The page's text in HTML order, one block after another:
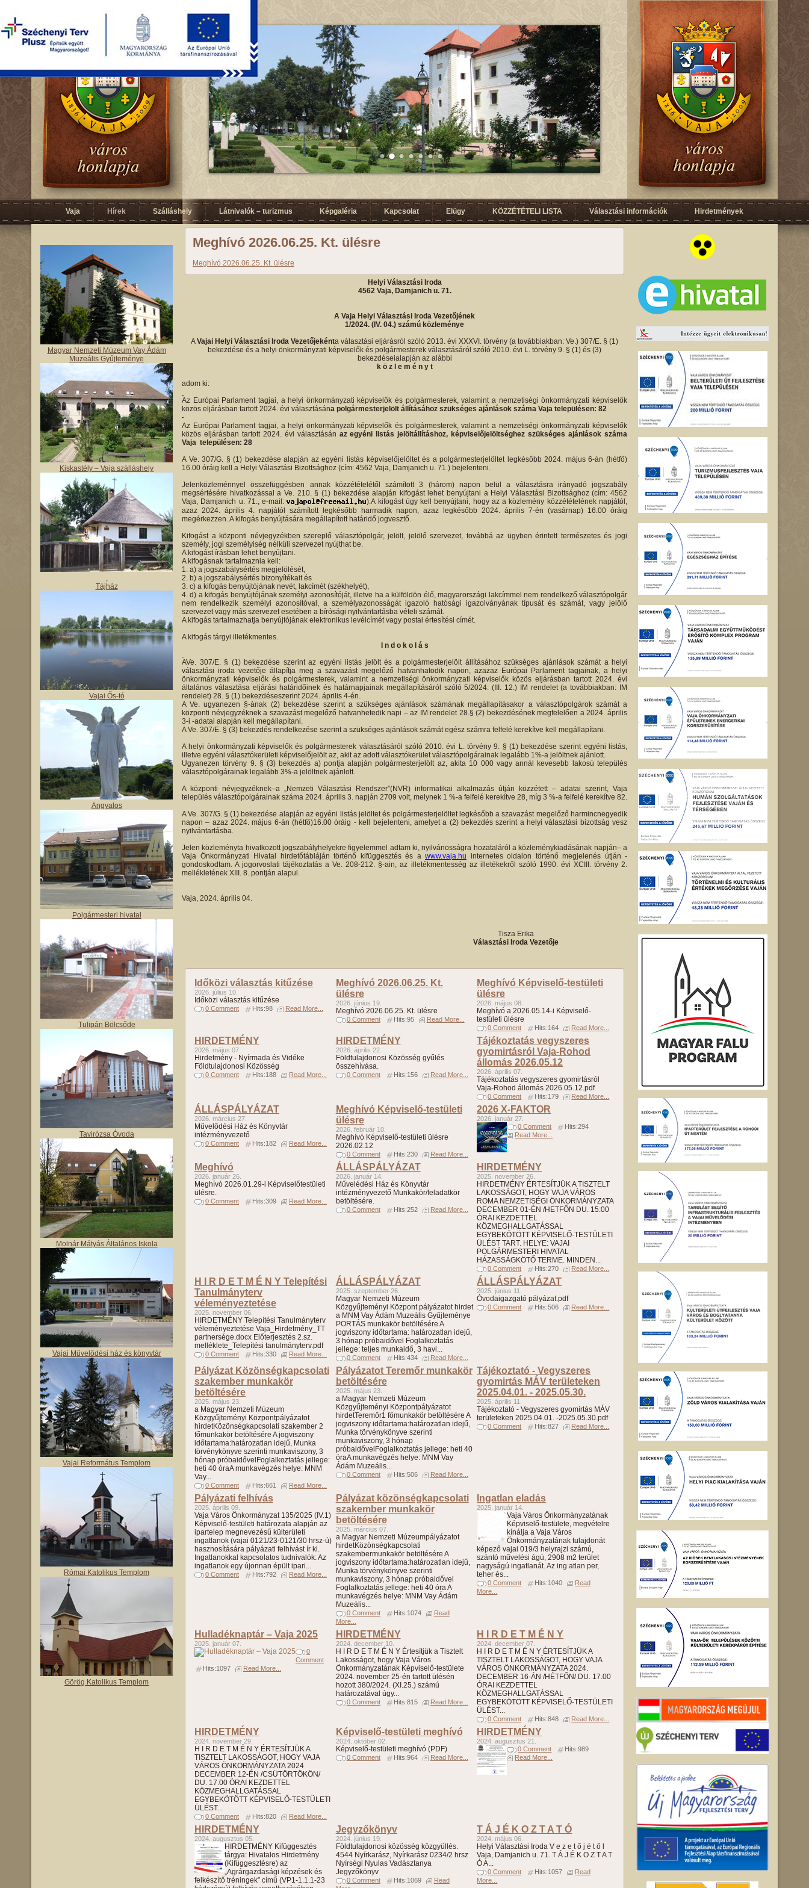
Vaja Hírek Szálláshely Látnivalók – turizmus Képgaléria Kapcsolat Elügy KÖZZÉTÉTELI LISTA Választási információk Hirdetmények
Magyar Nemzeti Múzeum Vay Ádám
Muzeális Gyűjteménye
Kiskastély – Vaja szálláshely
,
Tájház
Vajai Ős-tó
Angyalos
Polgármesteri hivatal
Tulipán Bölcsőde
Tavirózsa Óvoda
Molnár Mátyás Általános Iskola
Vajai Művelődési ház és könyvtár
Vajai Református Templom
Római Katolikus Templom
Görög Katolikus Templom
Meghívó 2026.06.25. Kt. ülésre
Meghívó 2026.06.25. Kt. ülésre
Helyi Választási Iroda
4562 Vaja, Damjanich u. 71.
A Vaja Helyi Választási Iroda Vezetőjének
1/2024. (IV. 04.) számú közleménye
AVajai Helyi Választási Iroda Vezetőjekénta választási eljárásról szóló 2013. évi XXXVI. törvény (a továbbiakban: Ve.) 307/E. § (1)
bekezdése és a helyi önkormányzati képviselők és polgármesterek választásáról szóló 2010. évi L. törvény 9. § (1) és (3)
bekezdéseialapján az alábbi
k ö z l e m é n y t
adom ki:
Az Európai Parlament tagjai, a helyi önkormányzati képviselők és polgármesterek, valamint a nemzetiségi önkormányzati képviselők
közös eljárásban tartott 2024. évi választásána polgármesterjelölt állításához szükséges ajánlások száma Vaja településen: 82
Az Európai Parlament tagjai, a helyi önkormányzati képviselők és polgármesterek, valamint a nemzetiségi önkormányzati képviselők
közös eljárásban tartott 2024. évi választásán az egyéni listás jelöltállításhoz, képviselőjelöltséghez szükséges ajánlások száma
Vaja településen: 28
A Ve. 307/G. § (1) bekezdése alapján az egyéni listás képviselőjelöltet és a polgármesterjelöltet legkésőbb 2024. május 6-án (hétfő)
16.00 óráig kell a Helyi Választási Bizottsághoz (cím: 4562 Vaja, Damjanich u. 71.) bejelenteni.
Jelenközleménnyel összefüggésben annak közzétételétől számított 3 (három) napon belül a választásra irányadó jogszabály
megsértésére hivatkozással a Ve. 210. § (1) bekezdése alapján kifogást lehet benyújtani a Helyi Választási Bizottsághoz (cím: 4562
Vaja, Damjanich u. 71., e-mail:
).A kifogást úgy kell benyújtani, hogy az a közlemény közzétételének napjától,
azaz 2024. április 4. napjától számított legkésőbb harmadik napon, azaz legkésőbb 2024. április 7-én (vasárnap) 16.00 óráig
megérkezzen. A kifogás benyújtására megállapított határidő jogvesztő.
Kifogást a központi névjegyzékben szereplő választópolgár, jelölt, jelölő szervezet, továbbá az ügyben érintett természetes és jogi
személy, jogi személyiség nélküli szervezet nyújthat be.
A kifogást írásban lehet benyújtani.
A kifogásnak tartalmaznia kell:
a) a jogszabálysértés megjelölését,
b) a jogszabálysértés bizonyítékait és
c) a kifogás benyújtójának nevét, lakcímét (székhelyét),
d) a kifogás benyújtójának személyi azonosítóját, illetve ha a külföldön élő, magyarországi lakcímmel nem rendelkező választópolgár
nem rendelkezik személyi azonosítóval, a személyazonosságát igazoló hatósági igazolványának típusát és számát, vagy jelölő
szervezet vagy más szervezet esetében a bírósági nyilvántartásba vételi számát.
A kifogás tartalmazhatja benyújtójának elektronikus levélcímét vagy postai értesítési címét.
A kifogás tárgyi illetékmentes.
I n d o k o l á s
AVe. 307/E. § (1) bekezdése szerint az egyéni listás jelölt és a polgármesterjelölt állításához szükséges ajánlások számát a helyi
választási iroda vezetője állapítja meg a szavazást megelőző hatvanhatodik napon, azazaz Európai Parlament tagjainak, a helyi
önkormányzati képviselők és polgármesterek, valamint a nemzetiségi önkormányzati képviselők közös eljárásban tartott 2024. évi
általános választása eljárási határidőinek és határnapjainak megállapításáról szóló 5/2024. (III. 12.) IM rendelet (a továbbiakban: IM
rendelet) 28. § (1) bekezdéseszerint 2024. április 4-én.
A Ve. ugyanezen §-ának (2) bekezdése szerint a szükséges ajánlások számának megállapításakor a választópolgárok számát a
központi névjegyzéknek a szavazást megelőző hatvanhetedik napi – az IM rendelet 28.§ (2) bekezdésének megfelelően a 2024. április
3-i -adatai alapján kell megállapítani.
A Ve. 307/E. § (3) bekezdés rendelkezése szerint a szükséges ajánlások számát egész számra felfelé kerekítve kell megállapítani.
A helyi önkormányzati képviselők és polgármesterek választásáról szóló 2010. évi L. törvény 9. § (1) bekezdése szerint egyéni listás,
illetve egyéni választókerületi képviselőjelölt az, akit az adott választókerület választópolgárainak legalább 1%-a jelöltnek ajánlott.
Ugyanezen törvény 9. § (3) bekezdés a) pontja alapján polgármesterjelölt az, akita 10 000 vagy annál kevesebb lakosú település
választópolgárainak legalább 3%-a jelöltnek ajánlott.
A központi névjegyzéknek–a „Nemzeti Választási Rendszer”(NVR) informatikai alkalmazás útján közzétett – adatai szerint, Vaja
település választópolgárainak száma 2024. április 3. napján 2709 volt, melynek 1 %-a felfelé kerekítve 28, míg 3 %-a felfelé kerekítve 82.
A Ve. 307/G. § (1) bekezdése alapján az egyéni listás jelöltet és polgármesterjelöltet legkésőbb a szavazást megelőző harmincnegyedik
napon – azaz 2024. május 6-án (hétfő)16.00 óráig - kell bejelenteni, amelyet a (2) bekezdés szerint a helyi választási bizottság vesz
nyilvántartásba.
Jelen közleményta hivatkozott jogszabályhelyekre figyelemmel adtam ki, nyilvánosságra hozataláról a közleménykiadásának napján– a
Vaja Önkormányzati Hivatal hirdetőtábláján történő kifüggesztés és a www.vaja.hu internetes oldalon történő megjelenés útján -
gondoskodtam. A jogorvoslati tájékoztatás a Ve. 208-212. §-ain, az illetékmentesség az illetékekről szóló 1990. évi XCIII. törvény 2.
mellékletének XIII. 8. pontján alapul.
Vaja, 2024. április 04.
Tisza Erika
Választási Iroda Vezetője
Időközi választás kitűzése
2026. július 10.
Időközi választás kitűzése
0 Comment Hits:98 Read More...
Meghívó 2026.06.25. Kt.
ülésre
2026. június 19.
Meghívó 2026.06.25. Kt. ülésre
0 Comment Hits:95 Read More...
Meghívó Képviselő-testületi
ülésre
2026. május 08.
Meghívó a 2026.05.14-i Képviselő-
testületi ülésre
0 Comment Hits:164 Read More...
HIRDETMÉNY
2026. május 07.
Hirdetmény - Nyírmada és Vidéke
Földtulajdonosi Közösség
0 Comment Hits:188 Read More...
HIRDETMÉNY
2026. április 22.
Földtulajdonosi Közösség gyűlés
összehívása.
0 Comment Hits:156 Read More...
Tájékoztatás vegyszeres
gyomirtásról Vaja-Rohod
állomás 2026.05.12
2026. április 07.
Tájékoztatás vegyszeres gyomirtásról
Vaja-Rohod állomás 2026.05.12.pdf
0 Comment Hits:179 Read More...
ÁLLÁSPÁLYÁZAT
2026. március 27.
Művelődési Ház és Könyvtár
intézményvezető
0 Comment Hits:182 Read More...
Meghívó Képviselő-testületi
ülésre
2026. február 10.
Meghívó Képviselő-testületi ülésre
2026.02.12
0 Comment Hits:230 Read More...
2026 X-FAKTOR
2026. január 27.
0 Comment
Hits:294
Read More...
Meghívó
2026. január 26.
Meghívó 2026.01.29-i Képviselőtestületi
ülésre.
0 Comment Hits:309 Read More...
ÁLLÁSPÁLYÁZAT
2026. január 14.
Művelédési Ház és Könyvtár
intézményvezető Munkakör/feladatkör
betöltésére.
0 Comment Hits:252 Read More...
HIRDETMÉNY
2025. november 26.
HIRDETMÉNY ÉRTESÍTJÜK A TISZTELT
LAKOSSÁGOT, HOGY VAJA VÁROS
ROMA NEMZETISÉGI ÖNKORMÁNYZATA
DECEMBER 01-ÉN /HETFŐN DU. 15:00
ÓRAI KEZDETTEL
KÖZMEGHALLGATÁSSAL
EGYBEKÖTÖTT KÉPVISELŐ-TESTÜLETI
ÜLÉST TART. HELYE: VAJAI
POLGÁRMESTERI HIVATAL
HÁZASSÁGKÖTŐ TERME. MINDEN...
0 Comment Hits:270 Read More...
H I R D E T M É N Y Telepítési
Tanulmányterv
véleményeztetése
2025. november 06.
HIRDETMÉNY Telepítési Tanulmányterv
véleményeztetése Vaja_Hirdetmény_TT
partnersége.docx Előterjesztés 2.sz.
melléklete_Telepítési tanulmányterv.pdf
0 Comment Hits:330 Read More...
ÁLLÁSPÁLYÁZAT
2025. szeptember 26.
Magyar Nemzeti Múzeum
Közgyűjteményi Központ pályázatot hirdet
a MNM Vay Ádám Muzeális Gyűjteménye
PORTÁS munkakör betöltésére A
jogviszony időtartama: határozatlan idejű,
3 hónap próbaidővel Foglalkoztatás
jellege: teljes munkaidő, 3 havi...
0 Comment Hits:434 Read More...
ÁLLÁSPÁLYÁZAT
2025. június 11.
Óvodaigazgató pályázat.pdf
0 Comment Hits:506 Read More...
Pályázat Közönségkapcsolati
szakember munkakör
betöltésére
2025. május 23.
a Magyar Nemzeti Múzeum
Közgyűjteményi Központpályázatot
hirdetKözönségkapcsolati szakember 2
főmunkakör betöltésére A jogviszony
időtartama:határozatlan idejű, Munka
törvénykönyve szerinti munkaviszony, 3
hónap próbaidővelFoglalkoztatás jellege:
heti 40 óraA munkavégzés helye: MNM
Vay...
0 Comment Hits:661 Read More...
Pályázatot Teremőr munkakör
betöltésére
2025. május 23.
a Magyar Nemzeti Múzeum
Közgyűjteményi Központpályázatot
hirdetTeremőr1 főmunkakör betöltésére A
jogviszony időtartama:határozatlan idejű,
Munka törvénykönyve szerinti
munkaviszony, 3 hónap
próbaidővelFoglalkoztatás jellege: heti 40
óraA munkavégzés helye: MNM Vay
Ádám Muzeális...
0 Comment Hits:506 Read More...
Tájékoztató - Vegyszeres
gyomirtás MÁV területeken
2025.04.01. - 2025.05.30.
2025. április 11.
Tájékoztató - Vegyszeres gyomirtás MÁV
területeken 2025.04.01. -2025.05.30.pdf
0 Comment Hits:827 Read More...
Pályázati felhívás
2025. április 09.
Vaja Város Önkormányzat 135/2025 (IV.1)
Képviselő-testületi határozata alapján az
ipartelep megnevezésű külterületi
ingatlanok (vajai 0121/23-0121/30 hrsz-ú)
hasznosítására pályázati felhívást ír ki.
Ingatlanokkal kapcsolatos tudnivalók: Az
ingatlanok egy újonnan épült ipari...
0 Comment Hits:792 Read More...
Pályázat közönségkapcsolati
szakember munkakör
betöltésére
2025. március 07.
a Magyar Nemzeti Múzeumpályázatot
hirdetKözönségkapcsolati
szakembermunkakör betöltésére A
jogviszony időtartama:határozatlan idejű,
Munka törvénykönyve szerinti
munkaviszony, 3 hónap próbaidővel
Foglalkoztatás jellege: heti 40 óra A
munkavégzés helye: MNM Vay Ádám
Muzeális...
0 Comment Hits:1074
Read
More...
Ingatlan eladás
2025. január 14.
Vaja Város Önkormányzatának
Képviselő-testülete, megvételre
kínálja a Vaja Város
Önkormányzatának tulajdonát
képező vajai 019/3 helyrajzi számú,
szántó művelési ágú, 2908 m2 terület
nagyságú ingatlanát. Az ing atlan per,
teher és...
0 Comment Hits:1040
Read
More...
Hulladéknaptár – Vaja 2025
2025. január 07.
0
Comment
Hits:1097
Read More...
HIRDETMÉNY
2024. december 10.
H I R D E T M É N Y Értesítjük a Tisztelt
Lakosságot, hogy Vaja Város
Önkormányzatának Képviselő-testülete
2024. november 25-én tartott ülésén
hozott 380/2024. (XI.25.) számú
határozatával úgy...
0 Comment Hits:815 Read More...
H I R D E T M É N Y
2024. december 07.
H I R D E T M É N Y ÉRTESÍTJÜK A
TISZTELT LAKOSSÁGOT, HOGY VAJA
VÁROS ÖNKORMÁNYZATA 2024.
DECEMBER 16-ÁN /HÉTFŐN/ DU. 17.00
ÓRAI KEZDETTEL
KÖZMEGHALLGATÁSSAL
EGYBEKÖTÖTT KÉPVISELŐ-TESTÜLETI
ÜLÉST...
0 Comment Hits:848 Read More...
HIRDETMÉNY
2024. november 29.
H I R D E T M É N Y ÉRTESÍTJÜK A
TISZTELT LAKOSSÁGOT, HOGY VAJA
VÁROS ÖNKORMÁNYZATA 2024
DECEMBER 12-ÉN /CSÜTÖRTÖKÖN/
DU. 17.00 ÓRAI KEZDETTEL
KÖZMEGHALLGATÁSSAL
EGYBEKÖTÖTT KÉPVISELŐ-TESTÜLETI
ÜLÉST...
0 Comment Hits:820 Read More...
Képviselő-testületi meghívó
2024. október 02.
Képviselő-testületi meghívó (PDF)
0 Comment Hits:964 Read More...
HIRDETMÉNY
2024. augusztus 21.
0 Comment
Hits:989
Read More...
HIRDETMÉNY
2024. augusztus 05.
HIRDETMÉNY Kifüggesztés
tárgya: Hivatalos Hirdetmény
(Kifüggesztésre) az
„Agrárgazdasági képzések és
felkészítő tréningek” című (VP1-1.1.1-23
Jegyzőkönyv
2024. június 19.
Földtulajdonosi közösség közgyüllés.
4544 Nyírkarász, Nyírkarász 0234/2 hrsz
Nyírségi Nyulas Vadásztanya
Jegyzőkönyv
0 Comment Hits:1069
Read
T Á J É K O Z T A T Ó
2024. május 06.
Helyi Választási Iroda V e z e t ő j é t ő l
Vaja, Damjanich u. 71. T Á J É K O Z T A T
Ó A...
0 Comment Hits:1057
Read
More...